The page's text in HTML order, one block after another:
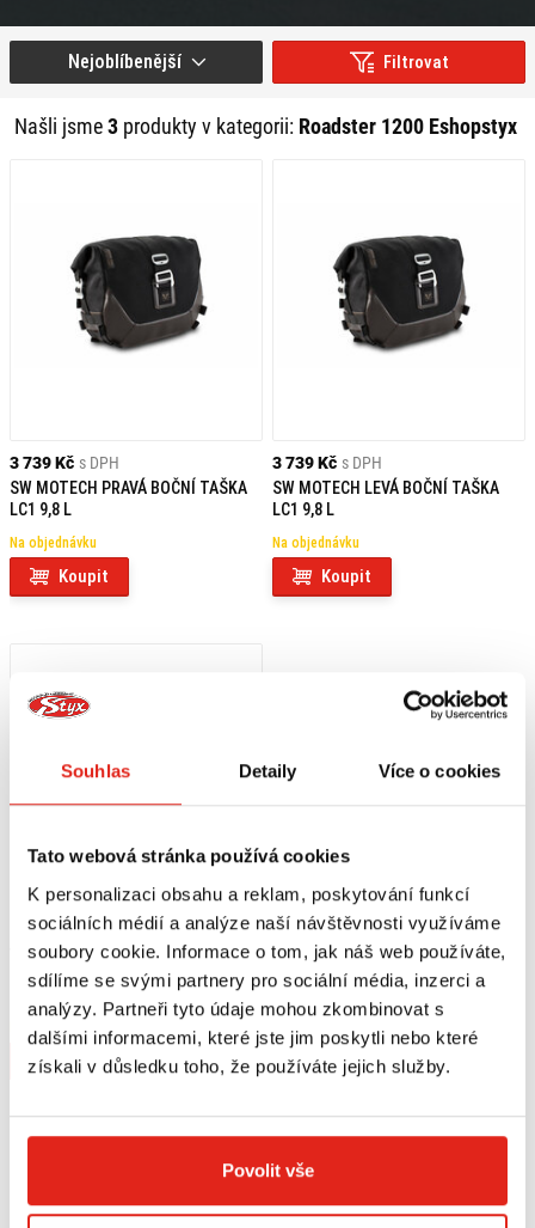
Souhlas Detaily Více o cookies
Tato webová stránka používá cookies
K personalizaci obsahu a reklam, poskytování funkcí
sociálních médií a analýze naší návštěvnosti využíváme
soubory cookie. Informace o tom, jak náš web používáte,
sdílíme se svými partnery pro sociální média, inzerci a
analýzy. Partneři tyto údaje mohou zkombinovat s
dalšími informacemi, které jste jim poskytli nebo které
získali v důsledku toho, že používáte jejich služby.
Povolit vše
Filtrovat
Našli jsme3 produkty v kategorii: Roadster 1200 Eshopstyx
Nejoblíbenější
3 739 Kč s DPH
SW MOTECH PRAVÁ BOČNÍ TAŠKA
LC1 9,8 L
Na objednávku
Koupit
3 739 Kč s DPH
SW MOTECH LEVÁ BOČNÍ TAŠKA
LC1 9,8 L
Na objednávku
Koupit
4 099 Kč s DPH
SW MOTECH LEVÁ BOČNÍ TAŠKA
LC2 13,5 L
Na objednávku
Koupit
Prohlédli jste si3 3